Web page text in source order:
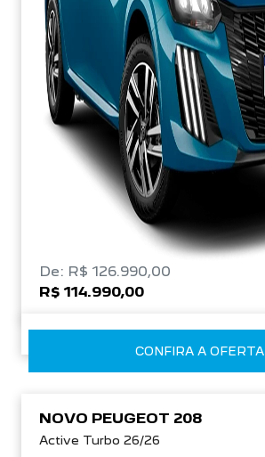
De: R$ 126.990,00
R$ 114.990,00
CONFIRA A OFERTA
NOVO PEUGEOT 208
Active Turbo 26/26